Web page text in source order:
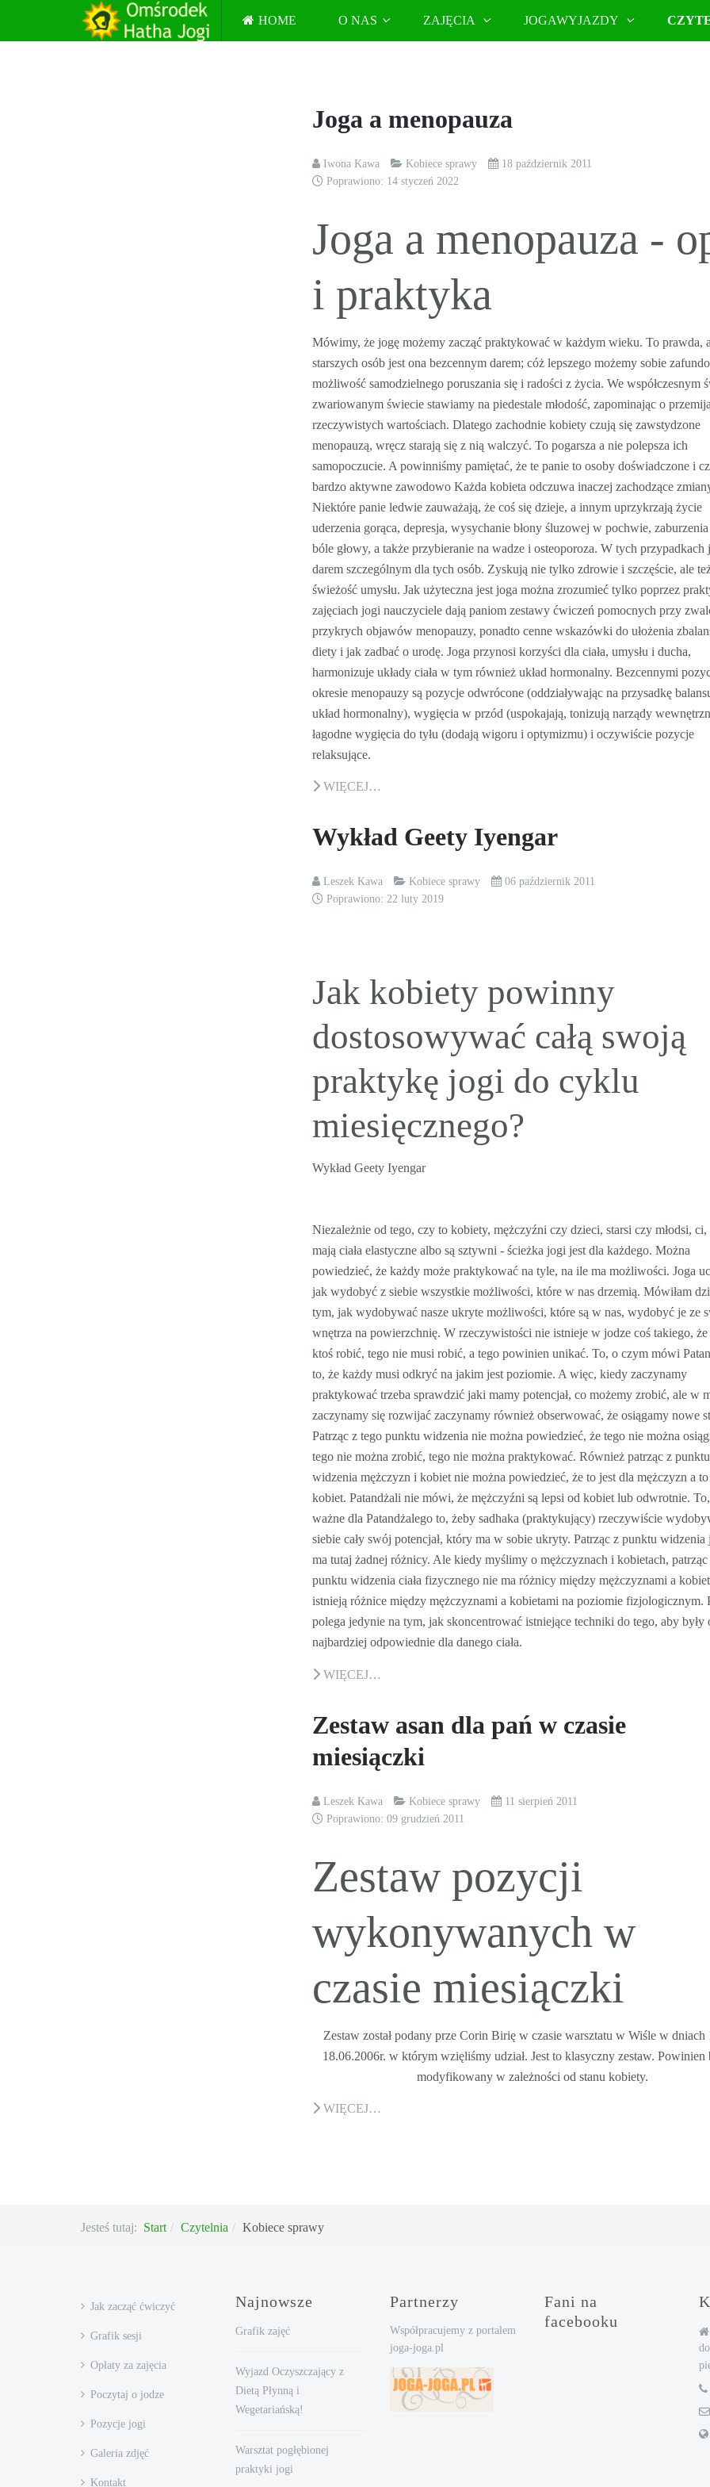
HOME O NAS ZAJĘCIA JOGAWYJAZDY
Joga a menopauza
Iwona Kawa Kobiece sprawy
18 październik 2011
Poprawiono: 14 styczeń 2022
Joga a menopauza -
i praktyka
Mówimy, że jogę możemy zacząć praktykować w każdym wieku. To prawda,
starszych osób jest ona bezcennym darem; cóż lepszego możemy sobie
możliwość samodzielnego poruszania się i radości z życia. We współczesnym
zwariowanym świecie stawiamy na piedestale młodość, zapominając o
rzeczywistych wartościach. Dlatego zachodnie kobiety czują się zawstydzone
menopauzą, wręcz starają się z nią walczyć. To pogarsza a nie polepsza ich
samopoczucie. A powinniśmy pamiętać, że te panie to osoby doświadczone i
bardzo aktywne zawodowo Każda kobieta odczuwa inaczej zachodzące
Niektóre panie ledwie zauważają, że coś się dzieje, a innym uprzykrzają życie
uderzenia gorąca, depresja, wysychanie błony śluzowej w pochwie, zaburzenia
bóle głowy, a także przybieranie na wadze i osteoporoza. W tych przypadkach
darem szczególnym dla tych osób. Zyskują nie tylko zdrowie i szczęście, ale
świeżość umysłu. Jak użyteczna jest joga można zrozumieć tylko poprzez
zajęciach jogi nauczyciele dają paniom zestawy ćwiczeń pomocnych przy
przykrych objawów menopauzy, ponadto cenne wskazówki do ułożenia
diety i jak zadbać o urodę. Joga przynosi korzyści dla ciała, umysłu i ducha,
harmonizuje układy ciała w tym również układ hormonalny. Bezcennymi
okresie menopauzy są pozycje odwrócone (oddziaływając na przysadkę
układ hormonalny), wygięcia w przód (uspokajają, tonizują narządy
łagodne wygięcia do tyłu (dodają wigoru i optymizmu) i oczywiście pozycje
relaksujące.
WIĘCEJ…
Wykład Geety Iyengar
Leszek Kawa Kobiece sprawy
06 październik 2011
Poprawiono: 22 luty 2019
Jak kobiety powinny
dostosowywać całą swoją
praktykę jogi do cyklu
miesięcznego?
Wykład Geety Iyengar
Niezależnie od tego, czy to kobiety, mężczyźni czy dzieci, starsi czy młodsi,
mają ciała elastyczne albo są sztywni - ścieżka jogi jest dla każdego. Można
powiedzieć, że każdy może praktykować na tyle, na ile ma możliwości. Joga
jak wydobyć z siebie wszystkie możliwości, które w nas drzemią. Mówiłam
tym, jak wydobywać nasze ukryte możliwości, które są w nas, wydobyć je ze
wnętrza na powierzchnię. W rzeczywistości nie istnieje w jodze coś takiego, że
ktoś robić, tego nie musi robić, a tego powinien unikać. To, o czym mówi
to, że każdy musi odkryć na jakim jest poziomie. A więc, kiedy zaczynamy
praktykować trzeba sprawdzić jaki mamy potencjał, co możemy zrobić, ale w
zaczynamy się rozwijać zaczynamy również obserwować, że osiągamy nowe
Patrząc z tego punktu widzenia nie można powiedzieć, że tego nie można
tego nie można zrobić, tego nie można praktykować. Również patrząc z punktu
widzenia mężczyzn i kobiet nie można powiedzieć, że to jest dla mężczyzn a
kobiet. Patandżali nie mówi, że mężczyźni są lepsi od kobiet lub odwrotnie.
ważne dla Patandżalego to, żeby sadhaka (praktykujący) rzeczywiście
siebie cały swój potencjał, który ma w sobie ukryty. Patrząc z punktu widzenia
ma tutaj żadnej różnicy. Ale kiedy myślimy o mężczyznach i kobietach, patrząc
punktu widzenia ciała fizycznego nie ma różnicy między mężczyznami a
istnieją różnice między mężczyznami a kobietami na poziomie fizjologicznym.
polega jedynie na tym, jak skoncentrować istniejące techniki do tego, aby były
najbardziej odpowiednie dla danego ciała.
WIĘCEJ…
Zestaw asan dla pań w czasie
miesiączki
Leszek Kawa Kobiece sprawy
11 sierpień 2011
Poprawiono: 09 grudzień 2011
Zestaw pozycji
wykonywanych w
czasie miesiączki
Zestaw został podany prze Corin Birię w czasie warsztatu w Wiśle w dniach
18.06.2006r. w którym wzięliśmy udział. Jest to klasyczny zestaw. Powinien
modyfikowany w zależności od stanu kobiety.
WIĘCEJ…
Jesteś tutaj: Start Czytelnia Kobiece sprawy
Jak zacząć ćwiczyć
Grafik sesji
Opłaty za zajęcia
Poczytaj o jodze
Pozycje jogi
Galeria zdjęć
Kontakt
Najnowsze
Grafik zajęć
Wyjazd Oczyszczający z
Dietą Płynną i
Wegetariańską!
Warsztat pogłębionej
praktyki jogi
Partnerzy
Współpracujemy z portalem
joga-joga.pl
Fani na
facebooku